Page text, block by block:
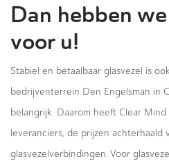
Dan hebben
voor u!
Stabiel en betaalbaar glasvezel is
bedrijventerrein Den Engelsman in
belangrijk. Daarom heeft Clear
leveranciers, de prijzen achterhaald
glasvezelverbindingen. Voor